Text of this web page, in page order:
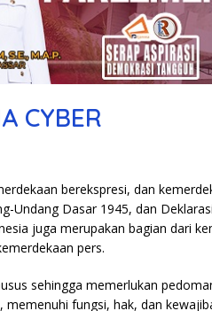
CYBER
berekspresi, dan
Undang Dasar 1945, dan
juga merupakan bagian dari
pers.
sehingga memerlukan
fungsi, hak, dan